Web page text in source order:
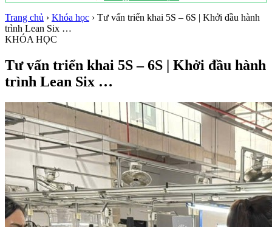
Trang chủ › Khóa học › Tư vấn triển khai 5S – 6S | Khởi đầu hành
trình Lean Six …
KHÓA HỌC
Tư vấn triển khai 5S – 6S | Khởi đầu hành
trình Lean Six …